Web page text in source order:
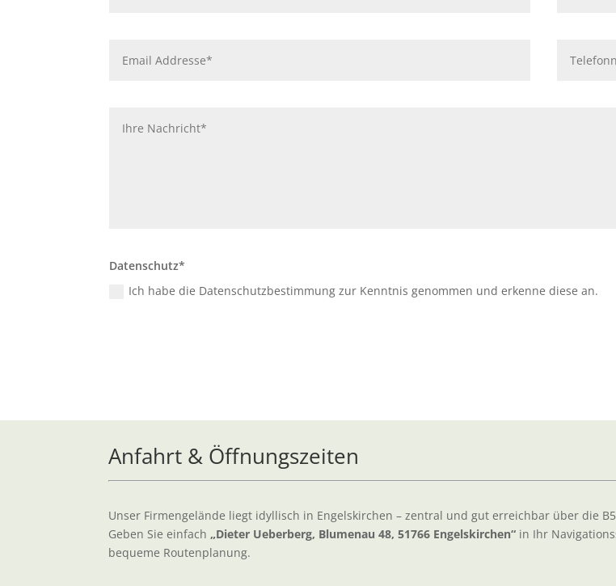
Datenschutz*
Ich habe die Datenschutzbestimmung zur Kenntnis genommen und erkenne diese an.
Anfahrt & Öffnungszeiten
Unser Firmengelände liegt idyllisch in Engelskirchen – zentral und gut erreichbar über die
Geben Sie einfach „Dieter Ueberberg, Blumenau 48, 51766 Engelskirchen“ in Ihr
bequeme Routenplanung.